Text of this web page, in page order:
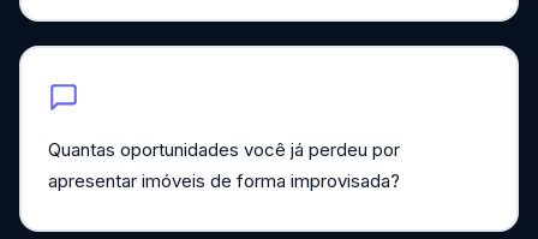
Quantas oportunidades você já perdeu por
apresentar imóveis de forma improvisada?